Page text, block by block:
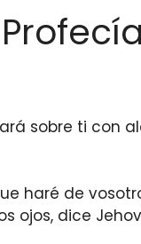
sobre ti con
haré de
ojos, dice